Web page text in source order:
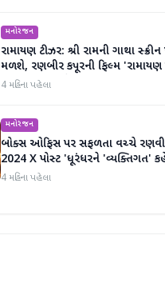
મનોરંજન
રામાયણ ટીઝર: શ્રી રામની ગાથા
મળશે, રણબીર કપૂરની ફિલ્મ 'રામાયણ
ટીઝર અદભૂત છે
4 મહિના પહેલા
મનોરંજન
બોક્સ ઓફિસ પર સફળતા વચ્ચે
2024 X પોસ્ટ 'ધૂરંધરને 'વ્યક્તિગત'
એકવાર ચર્ચામાં
4 મહિના પહેલા